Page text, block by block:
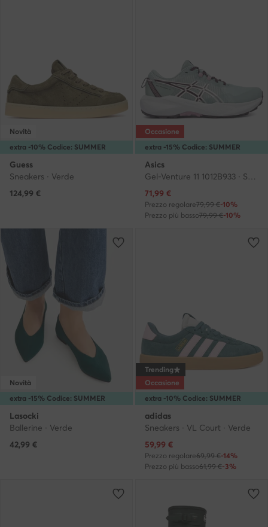
extra -10% Codice: SUMMER
Novità
Guess
Sneakers · Verde
124,99 €
extra -15% Codice: SUMMER
Occasione
Asics
Gel-Venture 11 1012B933 · Scarpe running
Prezzo attuale
71,99 €
Prezzo regolare79,99 €-10%
Prezzo più basso79,99 €-10%
extra -15% Codice: SUMMER
Novità
Lasocki
Ballerine · Verde
42,99 €
extra -10% Codice: SUMMER
Trending
Occasione
adidas
Sneakers · VL Court · Verde
Prezzo attuale
59,99 €
Prezzo regolare69,99 €-14%
Prezzo più basso61,99 €-3%